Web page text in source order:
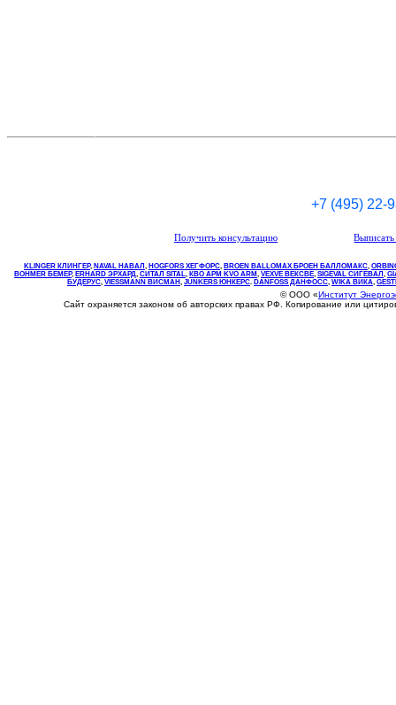
+7 (495) 22-
Получить консультацию
KLINGER КЛИНГЕР, NAVAL НАВАЛ , НOGFORS ХЕГФОРС, BROEN BALLOMAX БРОЕН БАЛЛОМАКС,
BOHMER БЕМЕР, ERHARD ЭРХАРД, СИТАЛ SITAL, КВО АРМ KVO ARM, VEXVE ВЕКСВЕ, SIGEVAL СИГЕВАЛ ,
БУДЕРУС, VIESSMANN ВИСМАН , JUNKERS ЮНКЕРС. DANFOSS ДАНФОСС, WIKA ВИКА,
© ООО «Институт
Сайт охраняется законом об авторских правах РФ. Копирование или